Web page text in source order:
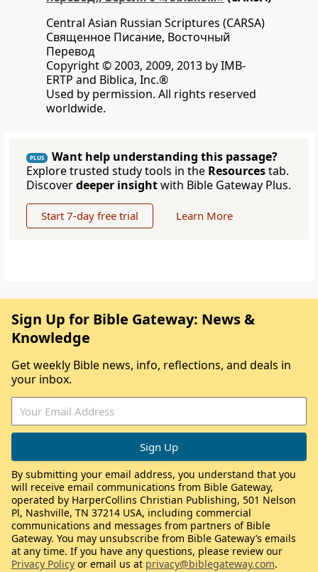
Central Asian Russian Scriptures (CARSA)
Священное Писание, Восточный
Перевод
Copyright © 2003, 2009, 2013 by IMB-
ERTP and Biblica, Inc.®
Used by permission. All rights reserved
worldwide.
PLUS
Want help understanding this passage?
Explore trusted study tools in the Resourcestab.
Discoverdeeper insightwith Bible Gateway Plus.
Start 7-day free trial Learn More
Sign Up for Bible Gateway: News &
Knowledge
Get weekly Bible news, info, reflections, and deals in
your inbox.
By submitting your email address, you understand that you
will receive email communications from Bible Gateway,
operated by HarperCollins Christian Publishing, 501 Nelson
Pl, Nashville, TN 37214 USA, including commercial
communications and messages from partners of Bible
Gateway. You may unsubscribe from Bible Gateway’s emails
at any time. If you have any questions, please review our
Privacy Policy or email us at privacy@biblegateway.com.